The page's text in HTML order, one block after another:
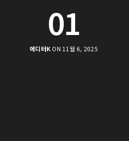
01
에디터KON 11월 6, 2025